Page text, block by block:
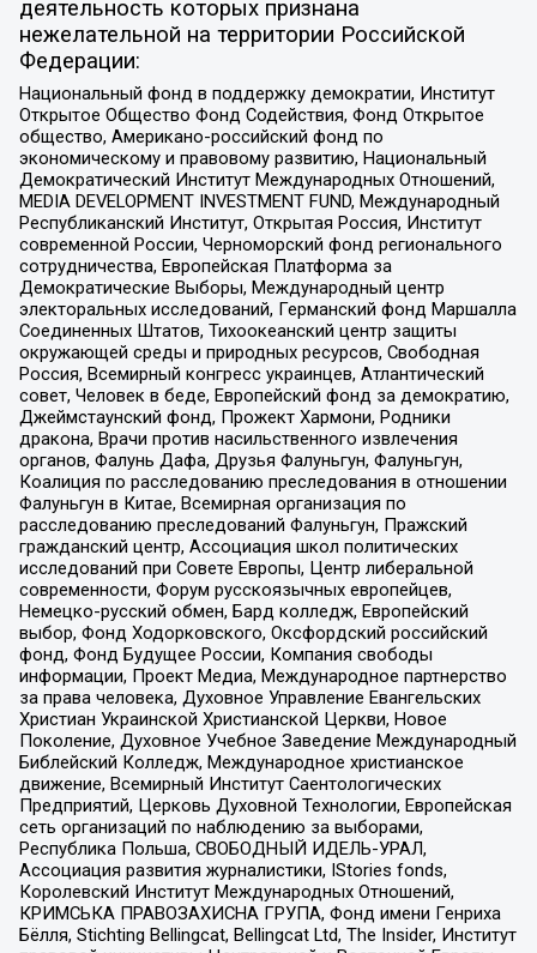
деятельность которых признана
нежелательной на территории Российской
Федерации:
Национальный фонд в поддержку демократии, Институт
Открытое Общество Фонд Содействия, Фонд Открытое
общество, Американо-российский фонд по
экономическому и правовому развитию, Национальный
Демократический Институт Международных Отношений,
MEDIA DEVELOPMENT INVESTMENT FUND, Международный
Республиканский Институт, Открытая Россия, Институт
современной России, Черноморский фонд регионального
сотрудничества, Европейская Платформа за
Демократические Выборы, Международный центр
электоральных исследований, Германский фонд Маршалла
Соединенных Штатов, Тихоокеанский центр защиты
окружающей среды и природных ресурсов, Свободная
Россия, Всемирный конгресс украинцев, Атлантический
совет, Человек в беде, Европейский фонд за демократию,
Джеймстаунский фонд, Прожект Хармони, Родники
дракона, Врачи против насильственного извлечения
органов, Фалунь Дафа, Друзья Фалуньгун, Фалуньгун,
Коалиция по расследованию преследования в отношении
Фалуньгун в Китае, Всемирная организация по
расследованию преследований Фалуньгун, Пражский
гражданский центр, Ассоциация школ политических
исследований при Совете Европы, Центр либеральной
современности, Форум русскоязычных европейцев,
Немецко-русский обмен, Бард колледж, Европейский
выбор, Фонд Ходорковского, Оксфордский российский
фонд, Фонд Будущее России, Компания свободы
информации, Проект Медиа, Международное партнерство
за права человека, Духовное Управление Евангельских
Христиан Украинской Христианской Церкви, Новое
Поколение, Духовное Учебное Заведение Международный
Библейский Колледж, Международное христианское
движение, Всемирный Институт Саентологических
Предприятий, Церковь Духовной Технологии, Европейская
сеть организаций по наблюдению за выборами,
Республика Польша, СВОБОДНЫЙ ИДЕЛЬ-УРАЛ,
Ассоциация развития журналистики, IStories fonds,
Королевский Институт Международных Отношений,
КРИМСЬКА ПРАВОЗАХИСНА ГРУПА, Фонд имени Генриха
Бёлля, Stichting Bellingcat, Bellingcat Ltd, The Insider, Институт